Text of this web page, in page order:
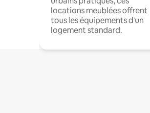
locations meublées offrent
tous les équipements d'un
logement standard.